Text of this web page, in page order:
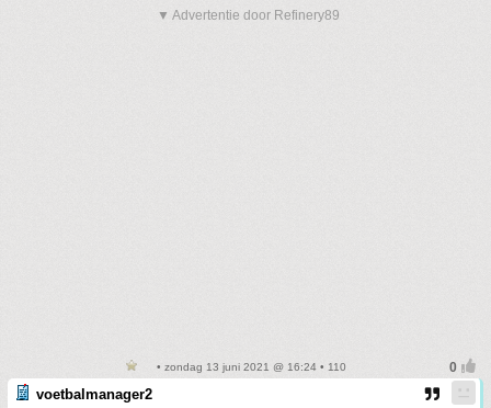
▼ Advertentie door Refinery89
• zondag 13 juni 2021 @ 16:24 • 110
voetbalmanager2